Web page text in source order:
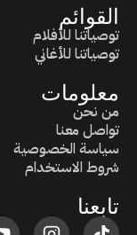
القوائم
توصياتنا للأفلام
توصياتنا للأغاني
معلومات
من نحن
تواصل معنا
سياسة الخصوصية
شروط الاستخدام
تابعنا